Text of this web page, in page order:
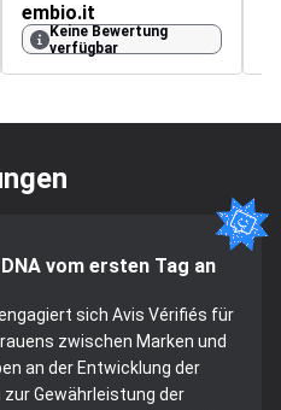
embio.it
Keine Bewertung
verfügbar
vom ersten Tag an
sich Avis Vérifiés für
zwischen Marken und
an der Entwicklung der
Gewährleistung der